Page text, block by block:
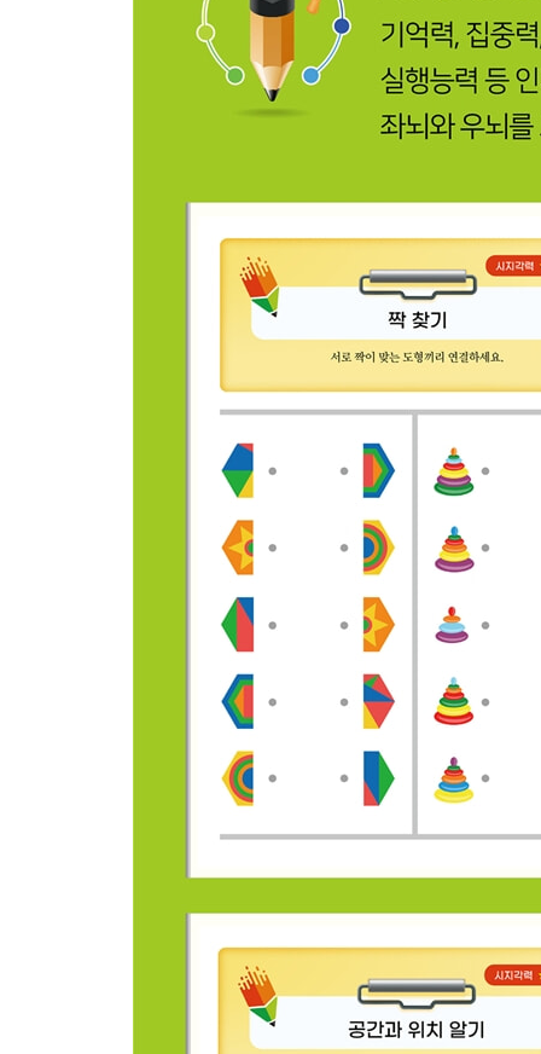
낱말 만들기 101
저울 무게 비교하기 102
위에서 본 모양 찾기 103
입체모형 추론하기 104
퍼즐 추론하기 107
액체의 흐름 알기 109
공간 구성하기 110
저울 무게 비교하기 111
계산하기 113
전체 그림 알기 114
퍼즐 맞추기 115
가로세로 낱말 맞추기 116
가로세로 낱말 맞추기 117
퍼즐 맞추기 118
계산하기 119